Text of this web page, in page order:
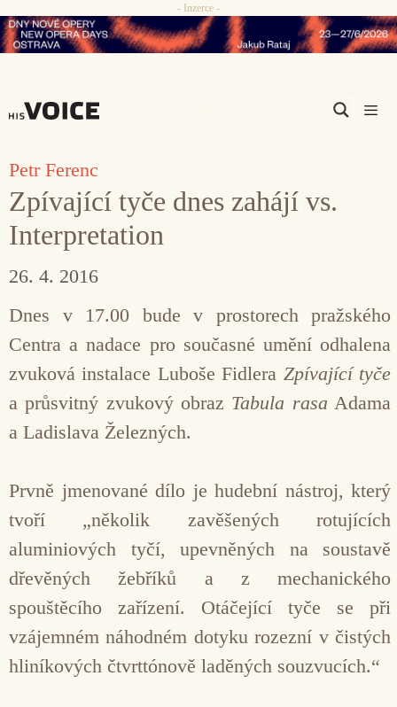
Přeskočit
na
- Inzerce -
Petr Ferenc
Zpívající tyče dnes zahájí vs.
Interpretation
26. 4. 2016
Dnes v 17.00 bude v prostorech pražského
Centra a nadace pro současné umění odhalena
zvuková instalace Luboše Fidlera Zpívající tyče
a průsvitný zvukový obraz Tabula rasa Adama
a Ladislava Železných.
Prvně jmenované dílo je hudební nástroj, který
tvoří „několik zavěšených rotujících
aluminiových tyčí, upevněných na soustavě
dřevěných žebříků a z mechanického
spouštěcího zařízení. Otáčející tyče se při
vzájemném náhodném dotyku rozezní v čistých
hliníkových čtvrttónově laděných souzvucích.“